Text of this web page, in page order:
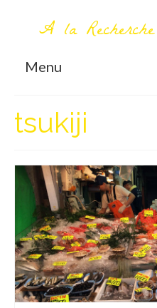
A la
Menu
Première visite – A
Me contacter
AUTOUR DU MONDE
AFRIQUE
La Réunion
AMERIQUE DU
tsukiji